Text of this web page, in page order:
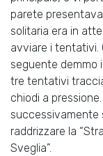
parete
solitaria era in
avviare i tentativi.
seguente demmo
tre tentativi
chiodi a
successivamente
raddrizzare la
Sveglia”.